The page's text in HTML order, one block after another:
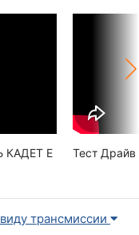
КАДЕТ Е
Тест Драйв
трансмиссии